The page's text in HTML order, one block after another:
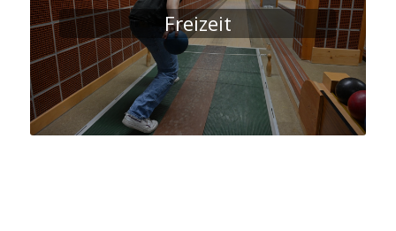
Freizeit